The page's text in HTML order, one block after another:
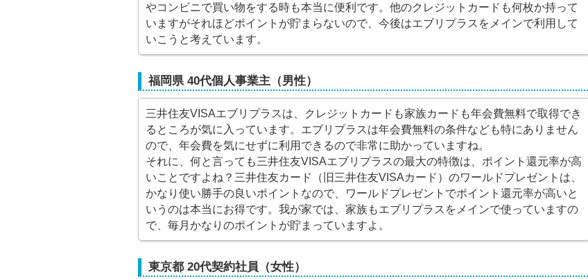
やコンビニで買い物をする時も本当に便利です。他のクレジットカードも何枚か持って
いますがそれほどポイントが貯まらないので、今後はエブリプラスをメインで利用して
いこうと考えています。
福岡県 40代個人事業主（男性）
三井住友VISAエブリプラスは、クレジットカードも家族カードも年会費無料で取得でき
るところが気に入っています。エブリプラスは年会費無料の条件なども特にありません
ので、年会費を気にせずに利用できるので非常に助かっていますね。
それに、何と言っても三井住友VISAエブリプラスの最大の特徴は、ポイント還元率が高
いことですよね？三井住友カード（旧三井住友VISAカード）のワールドプレゼントは、
かなり使い勝手の良いポイントなので、ワールドプレゼントでポイント還元率が高いと
いうのは本当にお得です。我が家では、家族もエブリプラスをメインで使っていますの
で、毎月かなりのポイントが貯まっていますよ。
東京都 20代契約社員（女性）